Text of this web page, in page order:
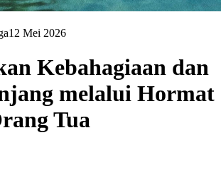
12 Mei 2026
Kebahagiaan dan
melalui Hormat
Tua